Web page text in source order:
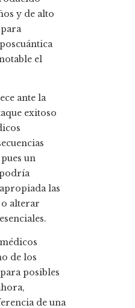
y de alto
el
ante la
exitoso
un
las
alterar
de los
posibles
de una